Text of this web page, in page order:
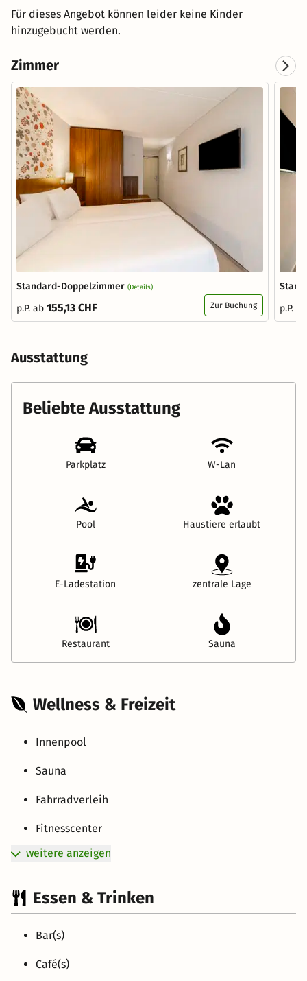
Für dieses Angebot können leider keine Kinder
hinzugebucht werden.
Zimmer
Standard-Doppelzimmer (Details)
p.P. ab 155,13 CHF Zur Buchung
p.P.
Ausstattung
Beliebte Ausstattung
Parkplatz W-Lan
Pool Haustiere erlaubt
E-Ladestation zentrale Lage
Restaurant Sauna
Wellness & Freizeit
Innenpool
Sauna
Fahrradverleih
Fitnesscenter
weitere anzeigen
Essen & Trinken
Bar(s)
Café(s)